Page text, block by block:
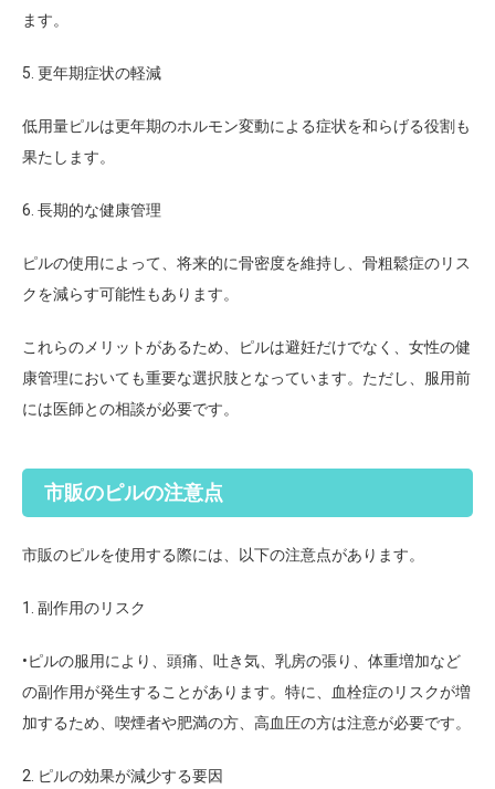
ます。
5. 更年期症状の軽減
低用量ピルは更年期のホルモン変動による症状を和らげる役割も
果たします。
6. 長期的な健康管理
ピルの使用によって、将来的に骨密度を維持し、骨粗鬆症のリス
クを減らす可能性もあります。
これらのメリットがあるため、ピルは避妊だけでなく、女性の健
康管理においても重要な選択肢となっています。ただし、服用前
には医師との相談が必要です。
市販のピルの注意点
市販のピルを使用する際には、以下の注意点があります。
1. 副作用のリスク
•ピルの服用により、頭痛、吐き気、乳房の張り、体重増加など
の副作用が発生することがあります。特に、血栓症のリスクが増
加するため、喫煙者や肥満の方、高血圧の方は注意が必要です。
2. ピルの効果が減少する要因